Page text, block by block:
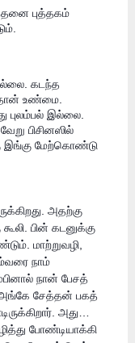
புத்தகம்
கடந்த
உண்மை.
புலம்பல் இல்லை.
பிசினஸில்
இங்கு மேற்கொண்டு
அதற்கு
பின் கடனுக்கு
மாற்றுவழி,
நாம்
நான் பேசத்
அங்கே சேத்தன் பகத்
அது…
போண்டியாக்கி